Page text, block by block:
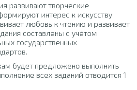
развивают творческие
интерес к искусству
любовь к чтению и развивает
составлены с учётом
государственных
будет предложено выполнить
всех заданий отводится 1